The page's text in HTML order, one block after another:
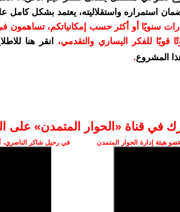
استمراره واستقلاليته، يعتمد بشكل كامل
بمبلغ 10 دولارات سنويًا أو أكثر حسب إمكانياتكم،
قويًا للفكر اليساري والتقدمي،
انقر هنا
المشروع.
في قناة ‫«الحوار المتمدن» على
هيئة إدارة الحوار المتمدن في رحيل شاكر